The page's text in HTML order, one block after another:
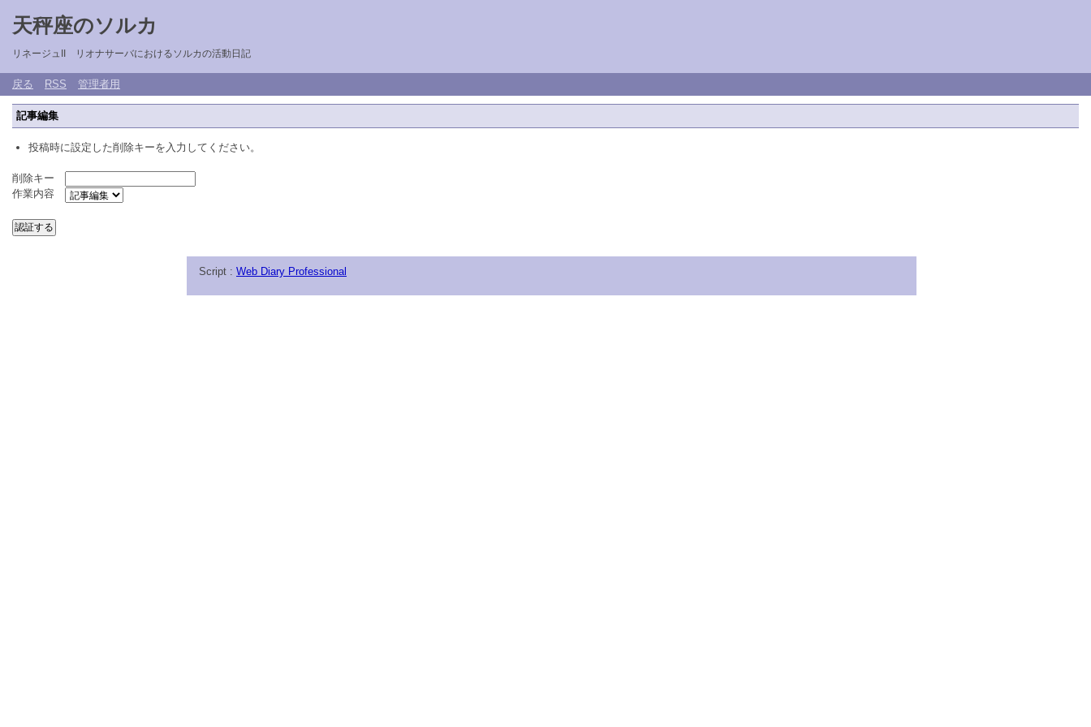
天秤座のソルカ
リネージュII リオナサーバにおけるソルカの活動日記
戻る RSS 管理者用
記事編集
投稿時に設定した削除キーを入力してください。
削除キー
作業内容
Script : Web Diary Professional